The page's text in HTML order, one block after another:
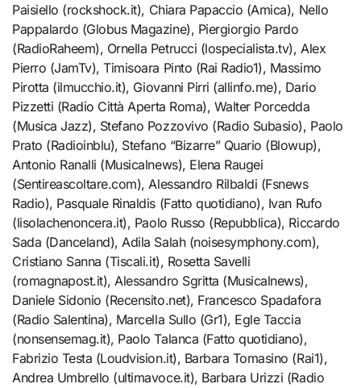
Paisiello (rockshock.it), Chiara Papaccio (Amica), Nello
Pappalardo (Globus Magazine), Piergiorgio Pardo
(RadioRaheem), Ornella Petrucci (lospecialista.tv), Alex
Pierro (JamTv), Timisoara Pinto (Rai Radio1), Massimo
Pirotta (ilmucchio.it), Giovanni Pirri (allinfo.me), Dario
Pizzetti (Radio Città Aperta Roma), Walter Porcedda
(Musica Jazz), Stefano Pozzovivo (Radio Subasio), Paolo
Prato (Radioinblu), Stefano “Bizarre” Quario (Blowup),
Antonio Ranalli (Musicalnews), Elena Raugei
(Sentireascoltare.com), Alessandro Rilbaldi (Fsnews
Radio), Pasquale Rinaldis (Fatto quotidiano), Ivan Rufo
(lisolachenoncera.it), Paolo Russo (Repubblica), Riccardo
Sada (Danceland), Adila Salah (noisesymphony.com),
Cristiano Sanna (Tiscali.it), Rosetta Savelli
(romagnapost.it), Alessandro Sgritta (Musicalnews),
Daniele Sidonio (Recensito.net), Francesco Spadafora
(Radio Salentina), Marcella Sullo (Gr1), Egle Taccia
(nonsensemag.it), Paolo Talanca (Fatto quotidiano),
Fabrizio Testa (Loudvision.it), Barbara Tomasino (Rai1),
Andrea Umbrello (ultimavoce.it), Barbara Urizzi (Radio